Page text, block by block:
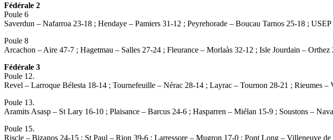
Fédérale 2
Poule 6
Saverdun – Nafarroa 23-18 ; Hendaye – Pamiers 31-12 ; Peyrehorade – Boucau Tarnos 25-18 ;
Poule 8
Arcachon – Aire 47-7 ; Hagetmau – Salles 27-24 ; Fleurance – Morlaàs 32-12 ; Isle Jourdain –
Fédérale 3
Poule 12.
Revel – Larroque Bélesta 18-14 ; Tournefeuille – Nérac 28-14 ; Layrac – Tournon 28-21 ; Rieumes
Poule 13.
Aramits Asasp – St Lary 16-10 ; Plaisance – Barcus 24-6 ; Hasparren – Miélan 15-9 ; Soustons –
Poule 15.
Riscle – Bizanos 24-15 ; St Paul – Rion 39-6 ; Larressore – Mugron 17-0 ; Pont Long – Villeneuve